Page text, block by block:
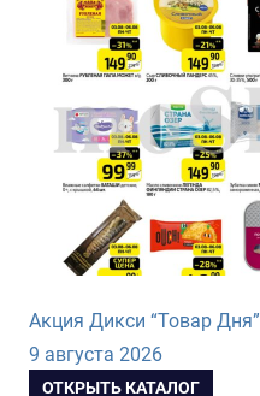
Акция Дикси “Товар
9 августа 2026
ОТКРЫТЬ КАТАЛОГ